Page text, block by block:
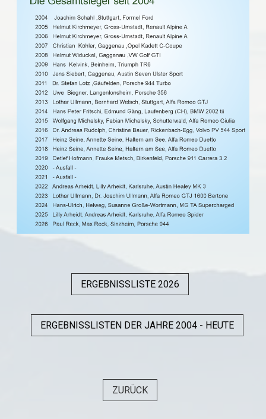
ERGEBNISSLISTE 2026
ERGEBNISSLISTEN DER JAHRE 2004 - HEUTE
ZURÜCK